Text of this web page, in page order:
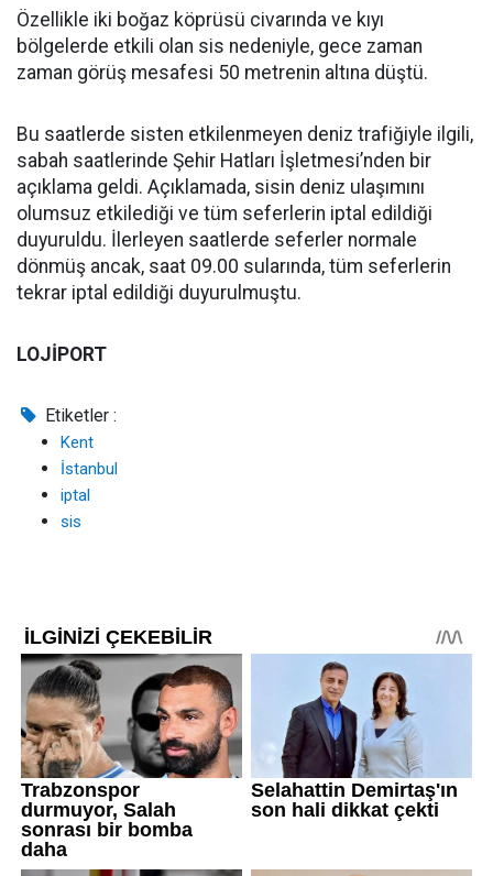
Özellikle iki boğaz köprüsü civarında ve kıyı
bölgelerde etkili olan sis nedeniyle, gece zaman
zaman görüş mesafesi 50 metrenin altına düştü.
Bu saatlerde sisten etkilenmeyen deniz trafiğiyle ilgili,
sabah saatlerinde Şehir Hatları İşletmesi’nden bir
açıklama geldi. Açıklamada, sisin deniz ulaşımını
olumsuz etkilediği ve tüm seferlerin iptal edildiği
duyuruldu. İlerleyen saatlerde seferler normale
dönmüş ancak, saat 09.00 sularında, tüm seferlerin
tekrar iptal edildiği duyurulmuştu.
LOJİPORT
Etiketler :
Kent
İstanbul
iptal
sis